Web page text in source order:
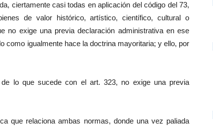
ciertamente casi todas en aplicación del código del 73,
de valor histórico, artístico, científico, cultural o
no exige una previa declaración administrativa en ese
como igualmente hace la doctrina mayoritaria; y ello, por
lo que sucede con el art. 323, no exige una previa
que relaciona ambas normas, donde una vez paliada